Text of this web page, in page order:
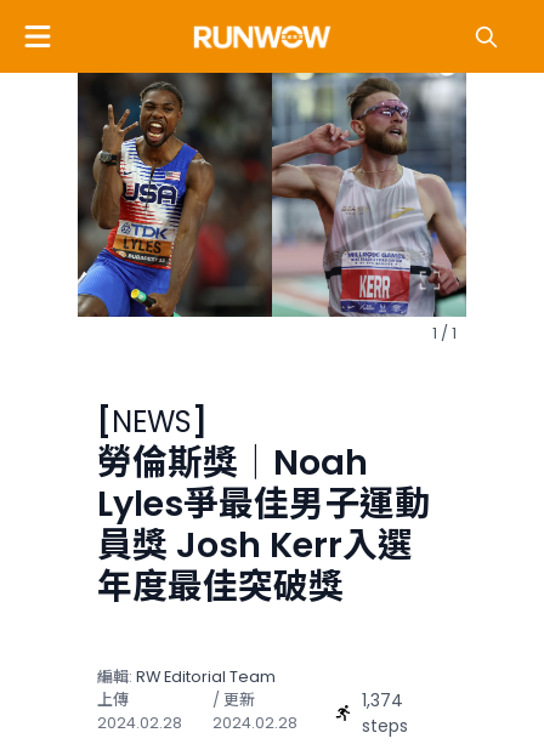
1 / 1
[NEWS]
勞倫斯獎｜Noah
Lyles爭最佳男子運動
員獎 Josh Kerr入選
年度最佳突破獎
編輯: RW Editorial Team
上傳
2024.02.28
/ 更新
2024.02.28
1,374
steps